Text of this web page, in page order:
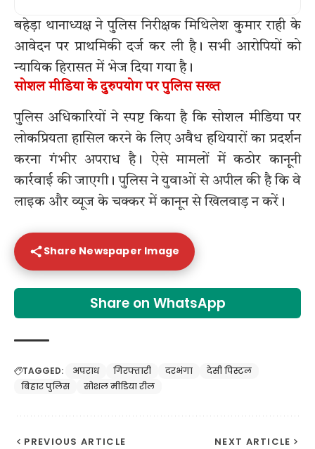
बहेड़ा थानाध्यक्ष ने पुलिस निरीक्षक मिथिलेश कुमार राही के
आवेदन पर प्राथमिकी दर्ज कर ली है। सभी आरोपियों को
न्यायिक हिरासत में भेज दिया गया है।
सोशल मीडिया के दुरुपयोग पर पुलिस सख्त
पुलिस अधिकारियों ने स्पष्ट किया है कि सोशल मीडिया पर
लोकप्रियता हासिल करने के लिए अवैध हथियारों का प्रदर्शन
करना गंभीर अपराध है। ऐसे मामलों में कठोर कानूनी
कार्रवाई की जाएगी। पुलिस ने युवाओं से अपील की है कि वे
लाइक और व्यूज के चक्कर में कानून से खिलवाड़ न करें।
Share Newspaper Image
Share on WhatsApp
TAGGED: अपराध गिरफ्तारी दरभंगा
देसी पिस्टल
बिहार पुलिस
सोशल मीडिया रील
PREVIOUS ARTICLE NEXT ARTICLE